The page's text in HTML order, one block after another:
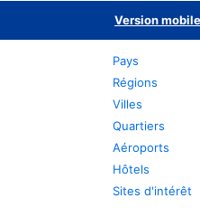
Version mobile
Pays
Régions
Villes
Quartiers
Aéroports
Hôtels
Sites d'intérêt